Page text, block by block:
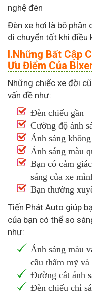
nghệ đèn
Đèn xe hơi là bộ phận
di chuyển tốt khi điều
I.Những Bất Cập
Ưu Điểm Của
Những chiếc xe đời
vấn đề như:
Đèn chiếu gần
Cường độ ánh
Ánh sáng
Ánh sáng màu
Bạn có cảm
sáng của xe
Bạn thường
Tiến Phát Auto giúp
của bạn có thể so
như:
Ánh sáng màu
cầu thẩm mỹ
Đường cắt ánh
Đèn chiếu chỉ